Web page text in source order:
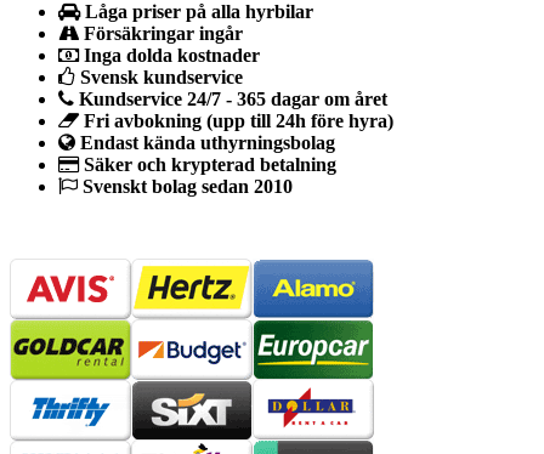
Låga priser på alla hyrbilar
Försäkringar ingår
Inga dolda kostnader
Svensk kundservice
Kundservice 24/7 - 365 dagar om året
Fri avbokning (upp till 24h före hyra)
Endast kända uthyrningsbolag
Säker och krypterad betalning
Svenskt bolag sedan 2010